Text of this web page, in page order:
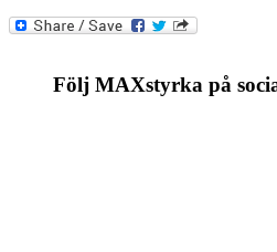
Följ MAXstyrka på